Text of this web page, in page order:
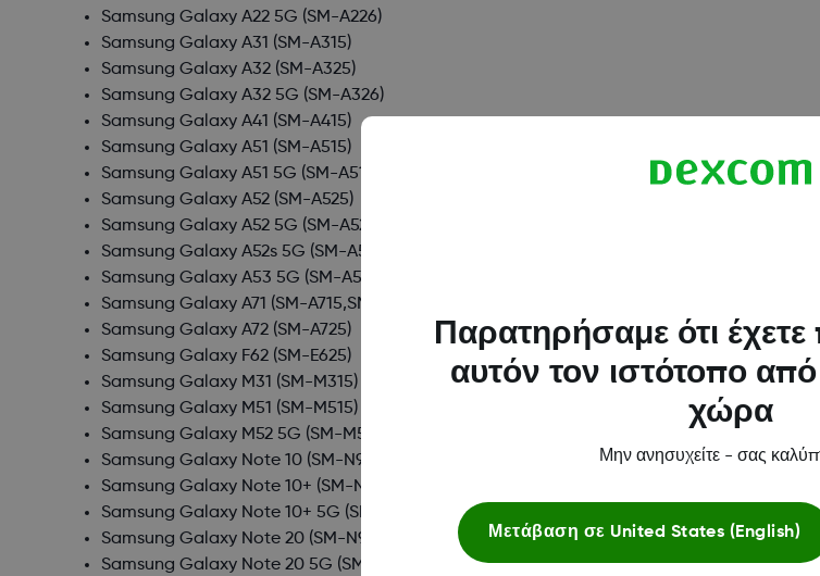
Samsung Galaxy A22 5G (SM-A226)
Samsung Galaxy A31 (SM-A315)
Samsung Galaxy A32(SM-A325)
Samsung Galaxy A32 5G (SM-A326)
Samsung Galaxy A41 (SM-A415)
Samsung Galaxy A51 (SM-A515)
Samsung Galaxy A51 5G (SM-A516)
Samsung Galaxy A52(SM-A525)
Samsung Galaxy A52 5G (SM-A526)
Samsung Galaxy A52s 5G (SM-A528)
Samsung Galaxy A53 5G (SM-A536)
Samsung Galaxy A71 (SM-A715,SM-A716)
Samsung Galaxy A72(SM-A725)
Samsung Galaxy F62(SM-E625)
Samsung Galaxy M31 (SM-M315)
Samsung Galaxy M51 (SM-M515)
Samsung Galaxy M52 5G (SM-M526)
Samsung Galaxy Note 10(SM-N970)
Samsung Galaxy Note 10+ (SM-N975)
Samsung Galaxy Note 10+ 5G (SM-N976)
Samsung Galaxy Note 20(SM-N980)
Samsung Galaxy Note 20 5G (SM-N981)
Παρατηρήσαμε ότι
αυτόν τον ιστότοπο
χώρα
Μην ανησυχείτε - σας
Μετάβαση σε United States (English)